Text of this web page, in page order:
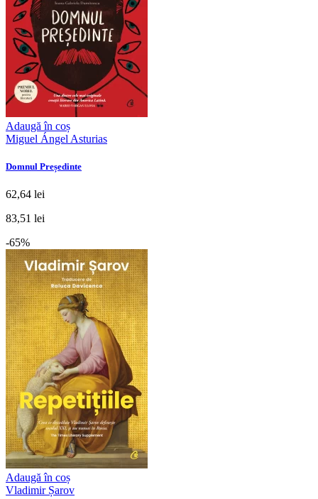
Adaugă în coș
Miguel Ángel Asturias
Domnul Președinte
62,64 lei
83,51 lei
-65%
Adaugă în coș
Vladimir Șarov